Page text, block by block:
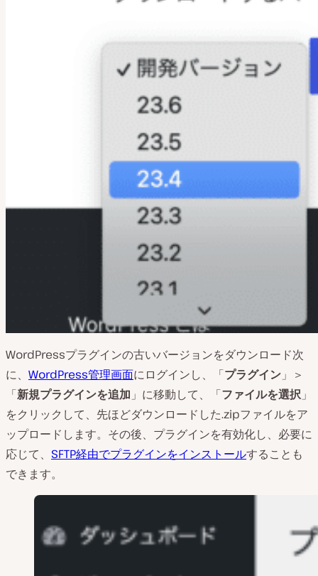
WordPressプラグインの古いバージョンをダウンロード次
に、 WordPress管理画面にログインし、「プラグイン 」＞
「新規プラグインを追加 」に移動して、「ファイルを選択 」
をクリックして、先ほどダウンロードした.zipファイルをア
ップロードします。その後、プラグインを有効化し、必要に
応じて、 SFTP経由でプラグインをインストールすることも
できます。